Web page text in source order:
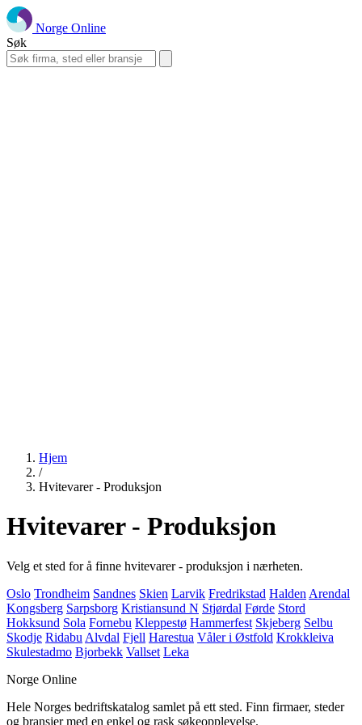
Norge Online
Søk
Hjem
/
Hvitevarer - Produksjon
Hvitevarer - Produksjon
Velg et sted for å finne hvitevarer - produksjon i nærheten.
Oslo Trondheim Sandnes Skien Larvik Fredrikstad Halden Arendal
Kongsberg Sarpsborg Kristiansund N Stjørdal Førde Stord
Hokksund Sola Fornebu Kleppestø Hammerfest Skjeberg Selbu
Skodje Ridabu Alvdal Fjell Harestua Våler i Østfold Krokkleiva
Skulestadmo Bjorbekk Vallset Leka
Norge Online
Hele Norges bedriftskatalog samlet på ett sted. Finn firmaer, steder
og bransjer med en enkel og rask søkeopplevelse.